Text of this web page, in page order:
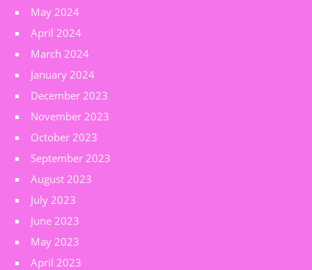
May 2024
April 2024
March 2024
January 2024
December 2023
November 2023
October 2023
September 2023
August 2023
July 2023
June 2023
May 2023
April 2023